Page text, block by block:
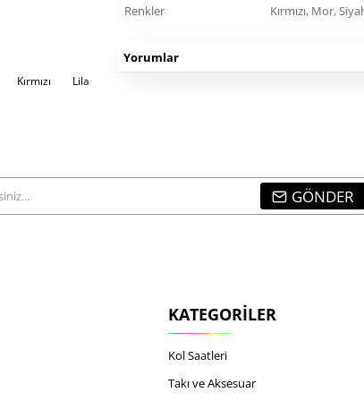
Renkler Kırmızı, Mor,
Yorumlar
Kırmızı Lila
GÖNDER
KATEGORILER
Kol Saatleri
Takı ve Aksesuar